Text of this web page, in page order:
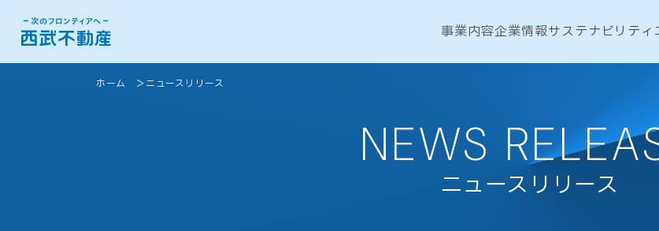
事業内容企業情報サステナビリティ
ホーム ニュースリリース
NEWS
ニュースリリース